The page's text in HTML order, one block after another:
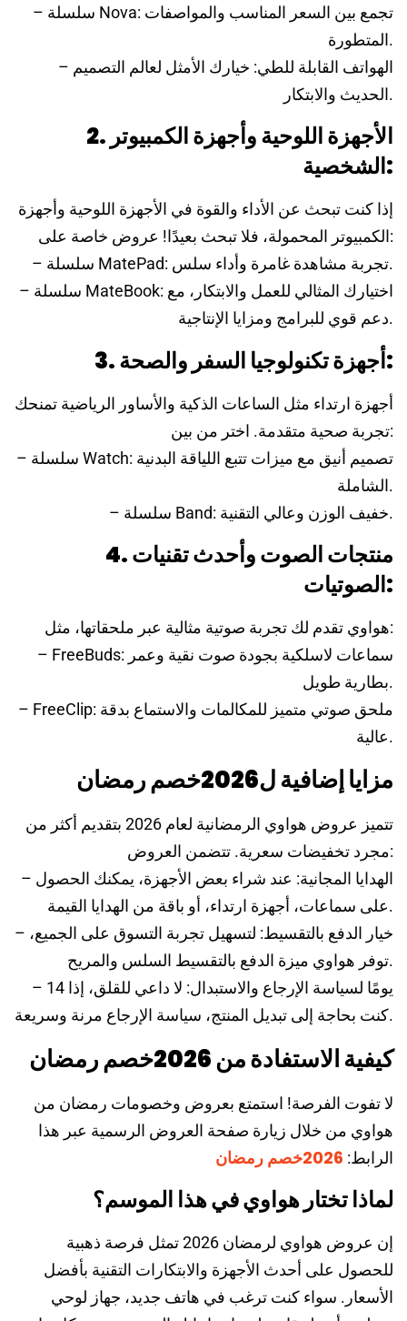
– سلسلة Nova: تجمع بين السعر المناسب والمواصفات
المتطورة.
– الهواتف القابلة للطي: خيارك الأمثل لعالم التصميم
الحديث والابتكار.
2. الأجهزة اللوحية وأجهزة الكمبيوتر
الشخصية:
إذا كنت تبحث عن الأداء والقوة في الأجهزة اللوحية وأجهزة
الكمبيوتر المحمولة، فلا تبحث بعيدًا! عروض خاصة على:
– سلسلة MatePad: تجربة مشاهدة غامرة وأداء سلس.
– سلسلة MateBook: اختيارك المثالي للعمل والابتكار، مع
دعم قوي للبرامج ومزايا الإنتاجية.
3. أجهزة تكنولوجيا السفر والصحة:
أجهزة ارتداء مثل الساعات الذكية والأساور الرياضية تمنحك
تجربة صحية متقدمة. اختر من بين:
– سلسلة Watch: تصميم أنيق مع ميزات تتبع اللياقة البدنية
الشاملة.
– سلسلة Band: خفيف الوزن وعالي التقنية.
4. منتجات الصوت وأحدث تقنيات
الصوتيات:
هواوي تقدم لك تجربة صوتية مثالية عبر ملحقاتها، مثل:
– FreeBuds: سماعات لاسلكية بجودة صوت نقية وعمر
بطارية طويل.
– FreeClip: ملحق صوتي متميز للمكالمات والاستماع بدقة
عالية.
مزايا إضافية ل2026خصم رمضان
تتميز عروض هواوي الرمضانية لعام 2026 بتقديم أكثر من
مجرد تخفيضات سعرية. تتضمن العروض:
– الهدايا المجانية: عند شراء بعض الأجهزة، يمكنك الحصول
على سماعات، أجهزة ارتداء، أو باقة من الهدايا القيمة.
– خيار الدفع بالتقسيط: لتسهيل تجربة التسوق على الجميع،
توفر هواوي ميزة الدفع بالتقسيط السلس والمريح.
– 14 يومًا لسياسة الإرجاع والاستبدال: لا داعي للقلق، إذا
كنت بحاجة إلى تبديل المنتج، سياسة الإرجاع مرنة وسريعة.
كيفية الاستفادة من 2026خصم رمضان
لا تفوت الفرصة! استمتع بعروض وخصومات رمضان من
هواوي من خلال زيارة صفحة العروض الرسمية عبر هذا
الرابط: 2026خصم رمضان
لماذا تختار هواوي في هذا الموسم؟
إن عروض هواوي لرمضان 2026 تمثل فرصة ذهبية
للحصول على أحدث الأجهزة والابتكارات التقنية بأفضل
الأسعار. سواء كنت ترغب في هاتف جديد، جهاز لوحي